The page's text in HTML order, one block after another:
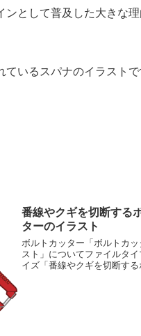
ンとして普及した大きな
ているスパナのイラストで
番線やクギを切断する
ターのイラスト
ボルトカッター「ボルトカッ
スト」についてファイルタ
イズ「番線やクギを切断す